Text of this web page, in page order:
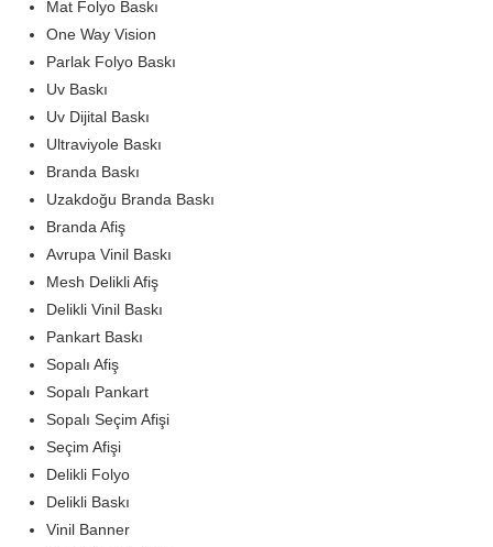
Mat Folyo Baskı
One Way Vision
Parlak Folyo Baskı
Uv Baskı
Uv Dijital Baskı
Ultraviyole Baskı
Branda Baskı
Uzakdoğu Branda Baskı
Branda Afiş
Avrupa Vinil Baskı
Mesh Delikli Afiş
Delikli Vinil Baskı
Pankart Baskı
Sopalı Afiş
Sopalı Pankart
Sopalı Seçim Afişi
Seçim Afişi
Delikli Folyo
Delikli Baskı
Vinil Banner